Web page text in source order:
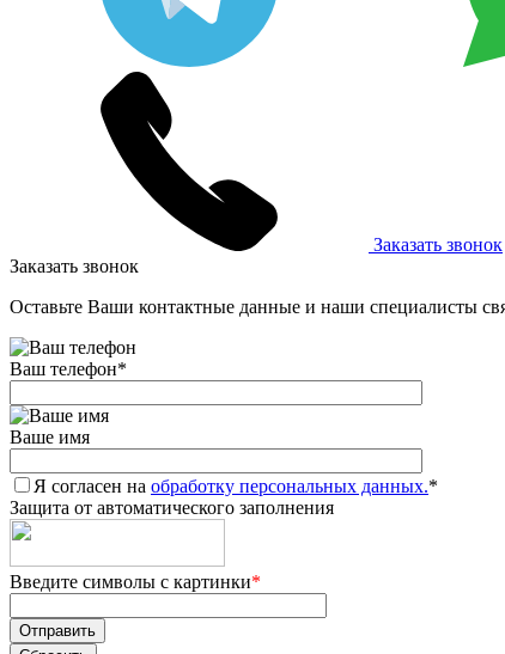
Заказать звонок
Заказать звонок
Оставьте Ваши контактные данные и наши специалисты
Ваш телефон*
Ваше имя
Я согласен на обработку персональных данных.*
Защита от автоматического заполнения
Введите символы с картинки*